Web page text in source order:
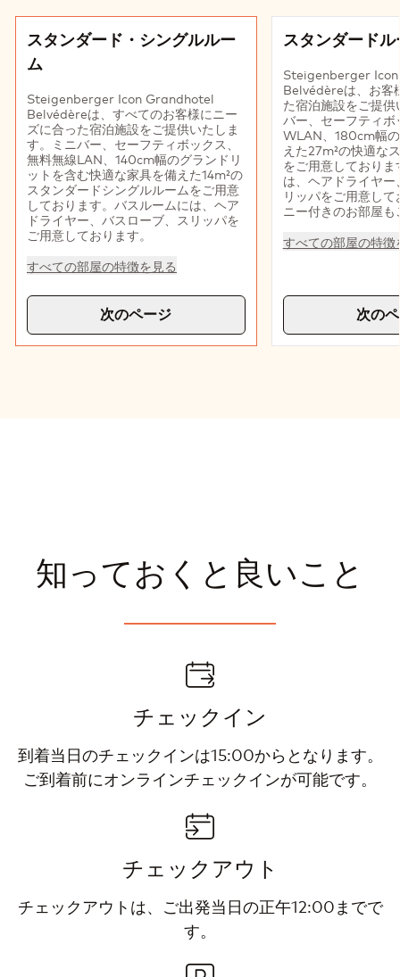
スライド1 8
スタンダード・シングルルー
ム
Steigenberger Icon Grandhotel
Belvédèreは、すべてのお客様にニー
ズに合った宿泊施設をご提供いたしま
す。ミニバー、セーフティボックス、
無料無線LAN、140cm幅のグランドリ
ットを含む快適な家具を備えた14m²の
スタンダードシングルルームをご用意
しております。バスルームには、ヘア
ドライヤー、バスローブ、スリッパを
ご用意しております。
すべての部屋の特徴を見る
次のページ
スタンダードル
Steigenberger
Belvédèreは、お客
た宿泊施設をご提
バー、セーフティボ
WLAN、180cm幅
えた27m²の快適な
をご用意しており
は、ヘアドライヤ
リッパをご用意し
ニー付きのお部屋
すべての部屋の特徴
次の
知っておくと良いこと
チェックイン
到着当日のチェックインは15:00からとなります。
ご到着前にオンラインチェックインが可能です。
チェックアウト
チェックアウトは、ご出発当日の正午12:00までで
す。